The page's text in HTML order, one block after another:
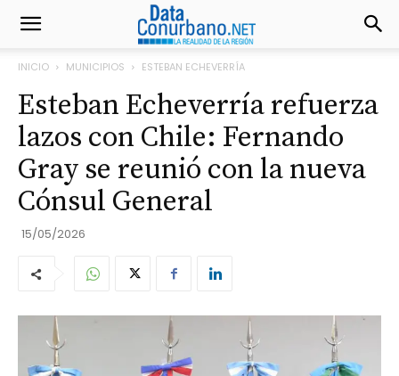
INICIO MUNICIPIOS ESTEBAN ECHEVERRÍA
Esteban Echeverría refuerza
lazos con Chile: Fernando
Gray se reunió con la nueva
Cónsul General
15/05/2026